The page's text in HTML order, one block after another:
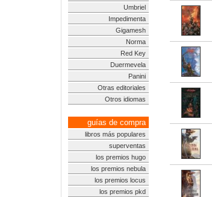
Umbriel
Impedimenta
Gigamesh
Norma
Red Key
Duermevela
Panini
Otras editoriales
Otros idiomas
guías de compra
libros más populares
superventas
los premios hugo
los premios nebula
los premios locus
los premios pkd